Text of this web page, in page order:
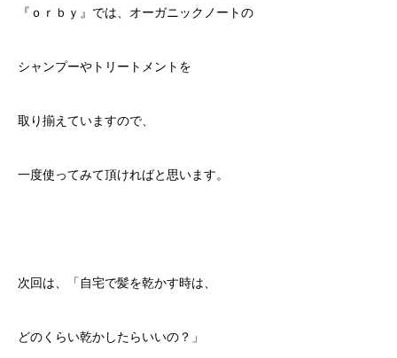
『ｏｒｂｙ』では、オーガニックノートの
シャンプーやトリートメントを
取り揃えていますので、
一度使ってみて頂ければと思います。
次回は、「自宅で髪を乾かす時は、
どのくらい乾かしたらいいの？」